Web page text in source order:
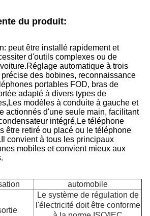
du produit:
peut être installé rapidement et
d'outils complexes ou de
Réglage automatique à trois
des bobines, reconnaissance
portables FOD, bras de
adapté à divers types de
modèles à conduite à gauche et
actionnés d'une seule main, facilitant
intégré,Le téléphone
être retiré ou placé ou le téléphone
Il convient à tous les principaux
mobiles et convient mieux aux
automobile
Le système de régulation de
l'électricité doit être conforme